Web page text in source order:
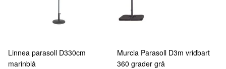
Linnea parasoll D330cm
marinblå
Murcia Parasoll D3m vridbart
360 grader grå